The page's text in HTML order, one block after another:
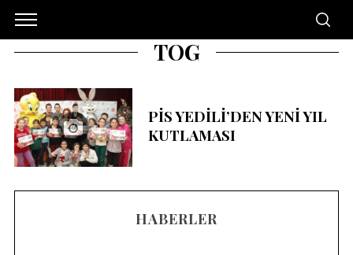
TOG
PİS YEDİLİ’DEN YENİ YIL
KUTLAMASI
HABERLER